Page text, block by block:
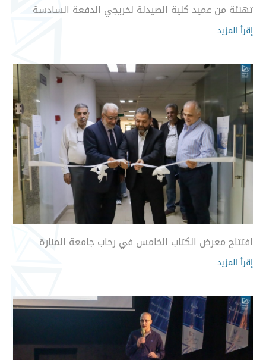
تهنئة من عميد كلية الصيدلة لخريجي الدفعة السادسة
إقرأ المزيد...
افتتاح معرض الكتاب الخامس في رحاب جامعة المنارة
إقرأ المزيد...